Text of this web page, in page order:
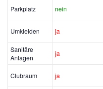
Parkplatz nein
Umkleiden ja
Sanitäre
Anlagen
ja
Clubraum ja